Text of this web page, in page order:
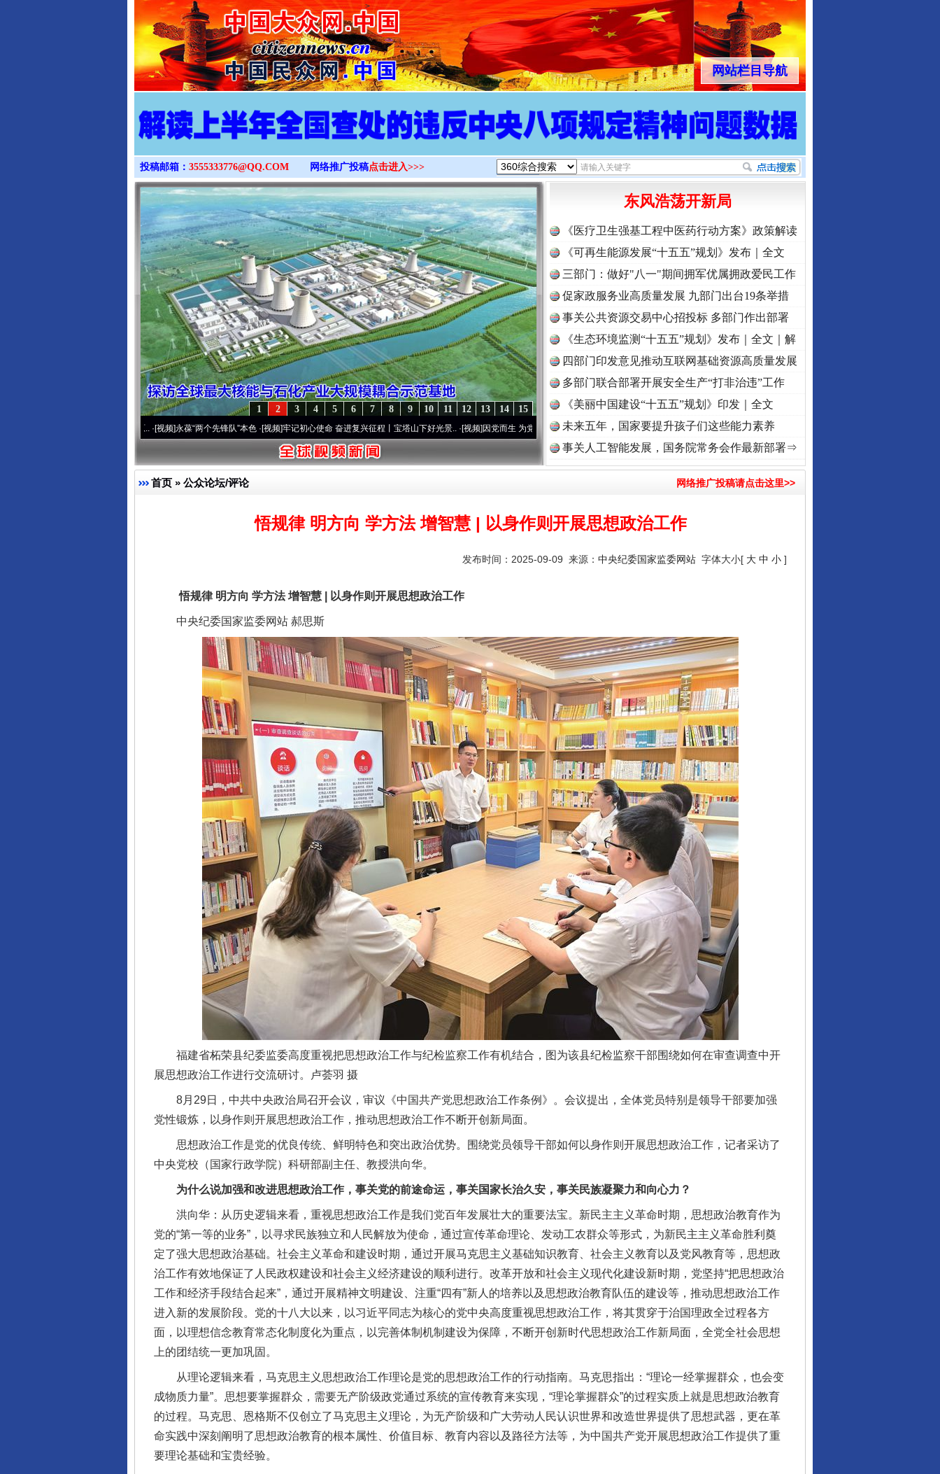
>
网站栏目导航
投稿邮箱： 3555333776@QQ.COM 网络推广投稿点击进入>>>
15
14
13
12
11
10
9
8
7
6
5
4
3
2
1
永葆“两个先锋队”本色·[视频]牢记初心使命 奋进复兴征程丨宝塔山下好光景..·[视频]因党而生 为党而战——百年“纪”事⑧加强纪律..·[视频]牢记初心使命 奋进复兴征程丨“转折之城”激荡..
东风浩荡开新局
《医疗卫生强基工程中医药行动方案》政策解读
《可再生能源发展“十五五”规划》发布｜全文
三部门：做好"八一"期间拥军优属拥政爱民工作
促家政服务业高质量发展 九部门出台19条举措
事关公共资源交易中心招投标 多部门作出部署
《生态环境监测“十五五”规划》发布｜全文｜解
读
四部门印发意见推动互联网基础资源高质量发展
多部门联合部署开展安全生产“打非治违”工作
《美丽中国建设“十五五”规划》印发｜全文
未来五年，国家要提升孩子们这些能力素养
事关人工智能发展，国务院常务会作最新部署⇒
首页 » 公众论坛/评论 网络推广投稿请点击这里>>
悟规律 明方向 学方法 增智慧 | 以身作则开展思想政治工作
发布时间：2025-09-09 来源： 中央纪委国家监委网站 字体大小[ 大 中 小 ]
悟规律 明方向 学方法 增智慧 | 以身作则开展思想政治工作
中央纪委国家监委网站 郝思斯
福建省柘荣县纪委监委高度重视把思想政治工作与纪检监察工作有机结合，图为该县纪检监察干部围绕如何在审查调查中开
展思想政治工作进行交流研讨。卢荟羽 摄
8月29日，中共中央政治局召开会议，审议《中国共产党思想政治工作条例》。会议提出，全体党员特别是领导干部要加强
党性锻炼，以身作则开展思想政治工作，推动思想政治工作不断开创新局面。
思想政治工作是党的优良传统、鲜明特色和突出政治优势。围绕党员领导干部如何以身作则开展思想政治工作，记者采访了
中央党校（国家行政学院）科研部副主任、教授洪向华。
为什么说加强和改进思想政治工作，事关党的前途命运，事关国家长治久安，事关民族凝聚力和向心力？
洪向华：从历史逻辑来看，重视思想政治工作是我们党百年发展壮大的重要法宝。新民主主义革命时期，思想政治教育作为
党的“第一等的业务”，以寻求民族独立和人民解放为使命，通过宣传革命理论、发动工农群众等形式，为新民主主义革命胜利奠
定了强大思想政治基础。社会主义革命和建设时期，通过开展马克思主义基础知识教育、社会主义教育以及党风教育等，思想政
治工作有效地保证了人民政权建设和社会主义经济建设的顺利进行。改革开放和社会主义现代化建设新时期，党坚持“把思想政治
工作和经济手段结合起来”，通过开展精神文明建设、注重“四有”新人的培养以及思想政治教育队伍的建设等，推动思想政治工作
进入新的发展阶段。党的十八大以来，以习近平同志为核心的党中央高度重视思想政治工作，将其贯穿于治国理政全过程各方
面，以理想信念教育常态化制度化为重点，以完善体制机制建设为保障，不断开创新时代思想政治工作新局面，全党全社会思想
上的团结统一更加巩固。
从理论逻辑来看，马克思主义思想政治工作理论是党的思想政治工作的行动指南。马克思指出：“理论一经掌握群众，也会变
成物质力量”。思想要掌握群众，需要无产阶级政党通过系统的宣传教育来实现，“理论掌握群众”的过程实质上就是思想政治教育
的过程。马克思、恩格斯不仅创立了马克思主义理论，为无产阶级和广大劳动人民认识世界和改造世界提供了思想武器，更在革
命实践中深刻阐明了思想政治教育的根本属性、价值目标、教育内容以及路径方法等，为中国共产党开展思想政治工作提供了重
要理论基础和宝贵经验。